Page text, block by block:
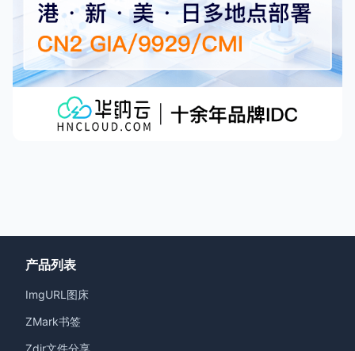
产品列表
ImgURL图床
ZMark书签